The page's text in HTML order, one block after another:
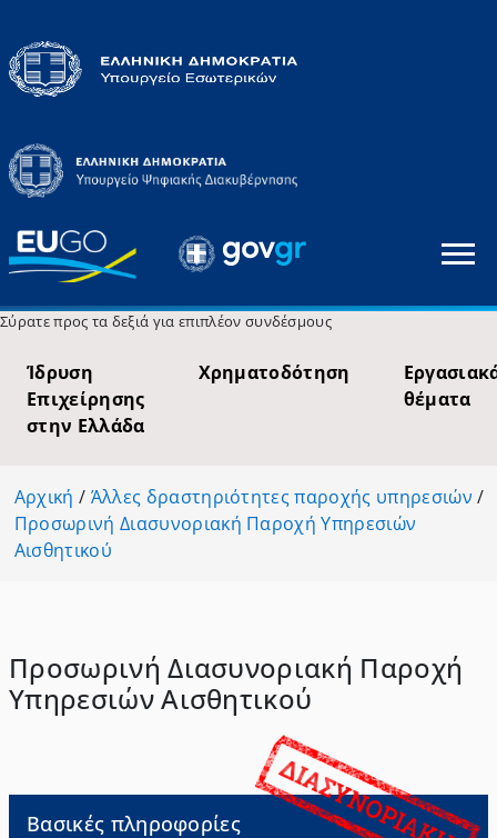
Σύρατε προς τα δεξιά για επιπλέον συνδέσμους
Ίδρυση
Επιχείρησης
στην Ελλάδα
Χρηματοδότηση
θέματα
Αρχική / Άλλες δραστηριότητες παροχής υπηρεσιών /
Προσωρινή Διασυνοριακή Παροχή Υπηρεσιών
Αισθητικού
Προσωρινή Διασυνοριακή Παροχή
Υπηρεσιών Αισθητικού
Βασικές πληροφορίες